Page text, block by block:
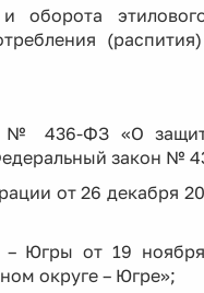
оборота
№ 436-ФЗ «О
закон №
от 26 декабря
– Югры от 19
округе – Югре»;